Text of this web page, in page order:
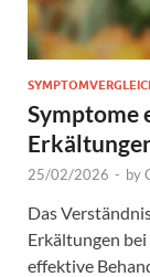
Symptome
25/02/2026 - by
Das
Erkältungen
effektive